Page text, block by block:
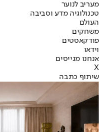
מעריב לנוער
טכנולוגיה מדע וסביבה
העולם
משחקים
פודקאסטים
וידאו
אנחנו מגייסים
X
שיתוף כתבה